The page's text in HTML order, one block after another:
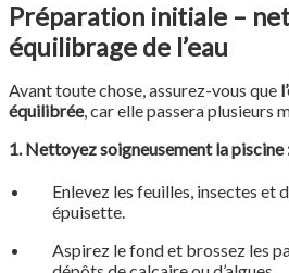
Préparation initiale –
équilibrage de l’eau
Avant toute chose, assurez-vous que
équilibrée, car elle passera plusieurs
1. Nettoyez soigneusement la piscine
Enlevez les feuilles, insectes et
épuisette.
Aspirez le fond et brossez les